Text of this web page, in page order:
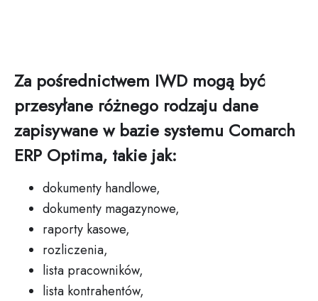
Za pośrednictwem IWD mogą być
przesyłane różnego rodzaju dane
zapisywane w bazie systemu Comarch
ERP Optima, takie jak:
dokumenty handlowe,
dokumenty magazynowe,
raporty kasowe,
rozliczenia,
lista pracowników,
lista kontrahentów,